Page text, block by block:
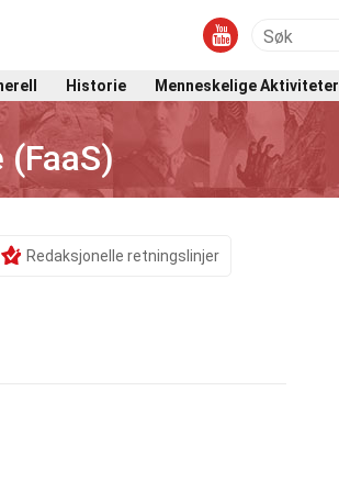
Historie Menneskelige Aktiviteter
Redaksjonelle retningslinjer